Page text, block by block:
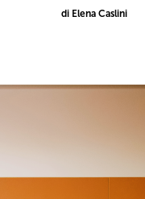
di Elena Caslini